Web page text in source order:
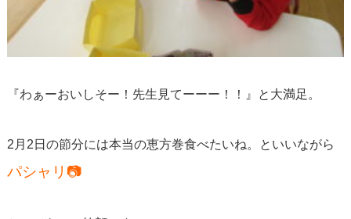
『わぁーおいしそー！先生見てーーー！！』と大満足。
2月2日の節分には本当の恵方巻食べたいね。といいながら
パシャリ📷